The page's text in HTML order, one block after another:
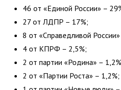
46 от «Единой России» –
27 от ЛДПР – 17%;
8 от «Справедливой
4 от КПРФ – 2,5%;
2 от партии «Родина» –
2 от «Партии Роста» – 1,2%;